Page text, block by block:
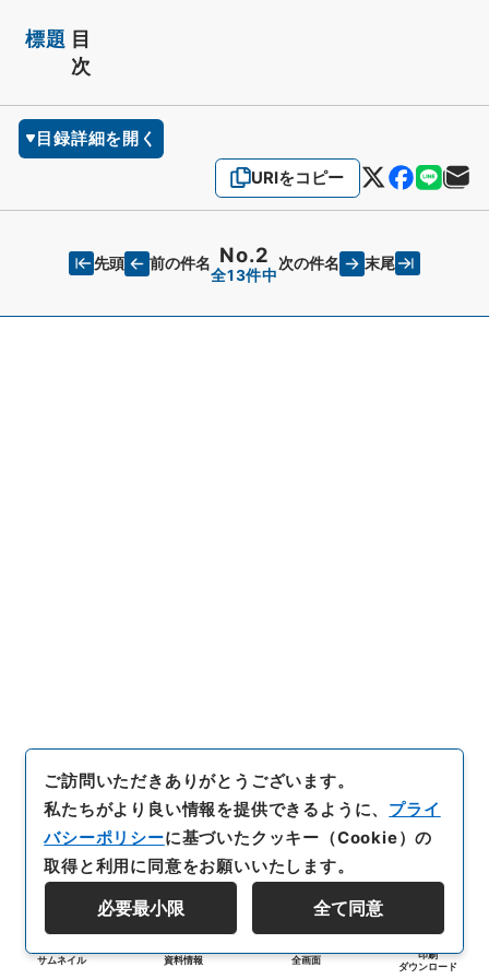
標題 目
次
目録詳細を開く
URIをコピー
先頭 前の件名 No.2
全13件中
次の件名 末尾
サムネイル 資料情報 全画面
印刷
ダウンロード
ご訪問いただきありがとうございます。
私たちがより良い情報を提供できるように、 プライ
バシーポリシーに基づいたクッキー（Cookie）の
取得と利用に同意をお願いいたします。
必要最小限 全て同意